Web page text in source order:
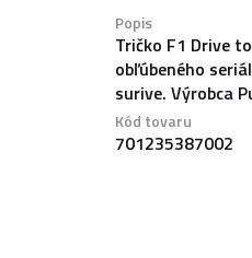
Popis
Tričko F1 Drive
obľúbeného
surive. Výrobca
Kód tovaru
701235387002